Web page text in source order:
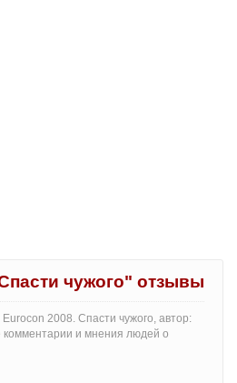
чужого" отзывы
2008. Спасти чужого, автор:
комментарии и мнения людей о